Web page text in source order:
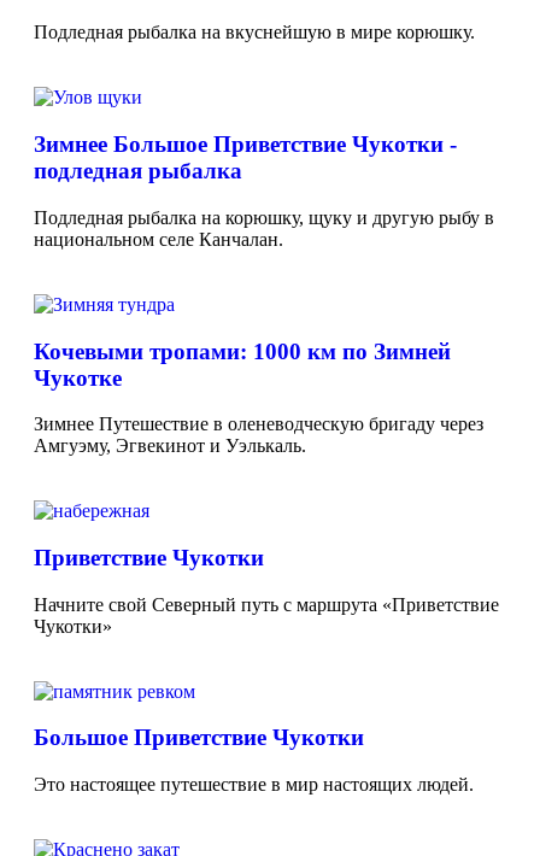
Подледная рыбалка на вкуснейшую в мире корюшку.
Зимнее Большое Приветствие Чукотки -
подледная рыбалка
Подледная рыбалка на корюшку, щуку и другую рыбу в
национальном селе Канчалан.
Кочевыми тропами: 1000 км по Зимней
Чукотке
Зимнее Путешествие в оленеводческую бригаду через
Амгуэму, Эгвекинот и Уэлькаль.
Приветствие Чукотки
Начните свой Северный путь с маршрута «Приветствие
Чукотки»
Большое Приветствие Чукотки
Это настоящее путешествие в мир настоящих людей.